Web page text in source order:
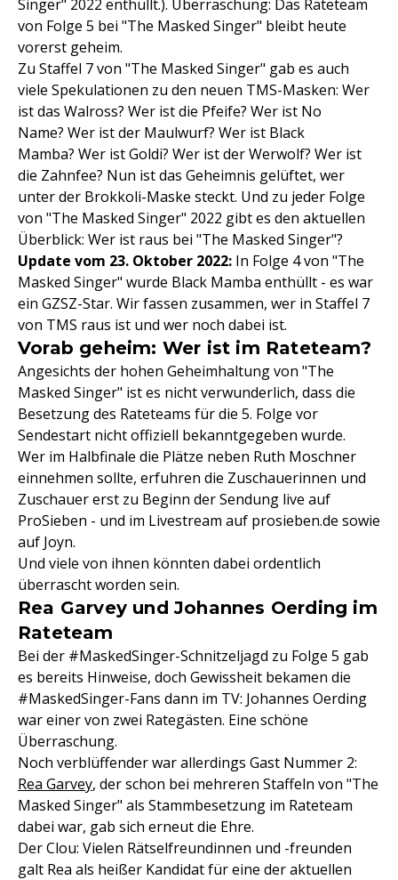
Singer" 2022 enthüllt.). Überraschung: Das Rateteam
von Folge 5 bei "The Masked Singer" bleibt heute
vorerst geheim.
Zu Staffel 7 von "The Masked Singer" gab es auch
viele Spekulationen zu den neuen TMS-Masken: Wer
ist das Walross? Wer ist die Pfeife? Wer ist No
Name? Wer ist der Maulwurf? Wer ist Black
Mamba? Wer ist Goldi? Wer ist der Werwolf? Wer ist
die Zahnfee? Nun ist das Geheimnis gelüftet, wer
unter der Brokkoli-Maske steckt. Und zu jeder Folge
von "The Masked Singer" 2022 gibt es den aktuellen
Überblick: Wer ist raus bei "The Masked Singer"?
Update vom 23. Oktober 2022: In Folge 4 von "The
Masked Singer" wurde Black Mamba enthüllt - es war
ein GZSZ-Star. Wir fassen zusammen, wer in Staffel 7
von TMS raus ist und wer noch dabei ist.
Vorab geheim: Wer ist im Rateteam?
Angesichts der hohen Geheimhaltung von "The
Masked Singer" ist es nicht verwunderlich, dass die
Besetzung des Rateteams für die 5. Folge vor
Sendestart nicht offiziell bekanntgegeben wurde.
Wer im Halbfinale die Plätze neben Ruth Moschner
einnehmen sollte, erfuhren die Zuschauerinnen und
Zuschauer erst zu Beginn der Sendung live auf
ProSieben - und im Livestream auf prosieben.de sowie
auf Joyn.
Und viele von ihnen könnten dabei ordentlich
überrascht worden sein.
Rea Garvey und Johannes Oerding im
Rateteam
Bei der #MaskedSinger-Schnitzeljagd zu Folge 5 gab
es bereits Hinweise, doch Gewissheit bekamen die
#MaskedSinger-Fans dann im TV: Johannes Oerding
war einer von zwei Rategästen. Eine schöne
Überraschung.
Noch verblüffender war allerdings Gast Nummer 2:
Rea Garvey, der schon bei mehreren Staffeln von "The
Masked Singer" als Stammbesetzung im Rateteam
dabei war, gab sich erneut die Ehre.
Der Clou: Vielen Rätselfreundinnen und -freunden
galt Rea als heißer Kandidat für eine der aktuellen